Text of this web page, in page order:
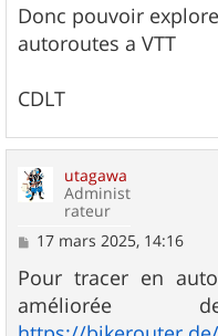
Donc pouvoir
autoroutes a VTT
CDLT
utagawa
Administ
rateur
M
s
s
a
g
17 mars 2025, 14:16
Pour tracer en